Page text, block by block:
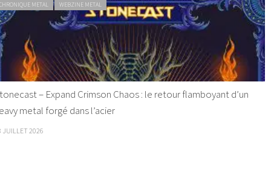
METAL WEBZINE METAL
– Expand Crimson Chaos : le retour flamboyant d’un
metal forgé dans l’acier
JUILLET 2026